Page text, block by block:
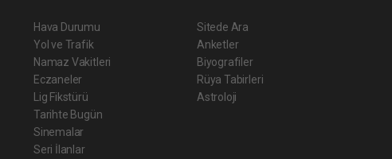
Hava Durumu
Yol ve Trafik
Namaz Vakitleri
Eczaneler
Lig Fikstürü
Tarihte Bugün
Sinemalar
Seri İlanlar
Sitede Ara
Anketler
Biyografiler
Rüya Tabirleri
Astroloji